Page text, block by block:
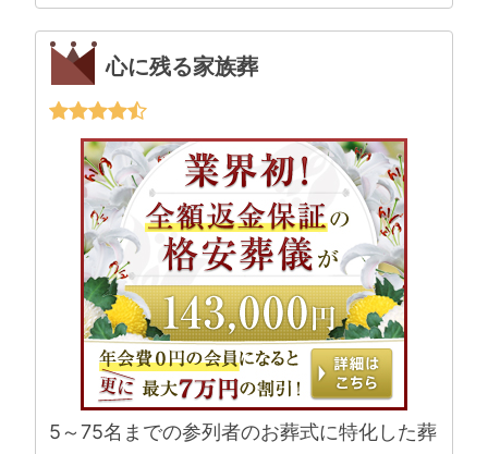
心に残る家族葬
5～75名までの参列者のお葬式に特化した葬